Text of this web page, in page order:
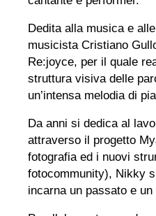
Dedita alla musica e
musicista Cristiano
Re:joyce, per il quale
struttura visiva delle
un’intensa melodia di
Da anni si dedica al
attraverso il progetto
fotografia ed i nuovi
fotocommunity), Nikky
incarna un passato e